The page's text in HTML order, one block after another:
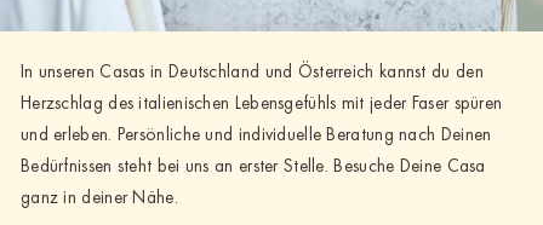
In unseren Casas in Deutschland und Österreich kannst du den
Herzschlag des italienischen Lebensgefühls mit jeder Faser spüren
und erleben. Persönliche und individuelle Beratung nach Deinen
Bedürfnissen steht bei uns an erster Stelle. Besuche Deine Casa
ganz in deiner Nähe.